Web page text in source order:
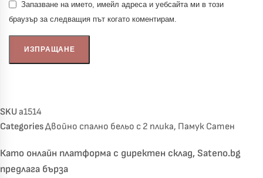
Запазване на името, имейл адреса и уебсайта ми в този
браузър за следващия път когато коментирам.
SKUa1514
CategoriesДвойно спално бельо с 2 плика, Памук Сатен
Като онлайн платформа с директен склад, Sateno.bg
предлага бърза